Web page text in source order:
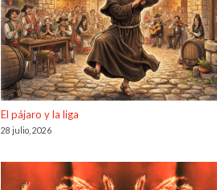
El pájaro y la liga
28 julio, 2026